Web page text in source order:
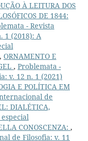
À LEITURA DOS
DE 1844:
- Revista
1 (2018): A
ORNAMENTO E
, Problemata -
v. 12 n. 1 (2021)
E POLÍTICA EM
de
DIALÉTICA,
especial
CONOSCENZA: ,
de Filosofia: v. 11